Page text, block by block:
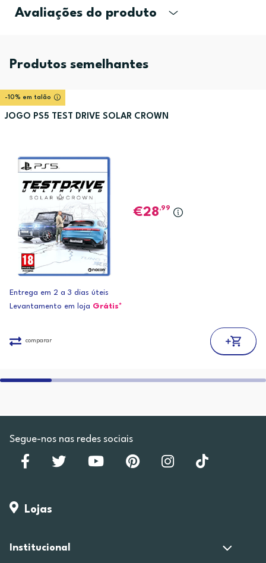
Avaliações do produto
Produtos semelhantes
-10% em talão
JOGO PS5 TEST DRIVE SOLAR CROWN
28,99
Entrega em 2 a 3 dias úteis
Levantamento em loja Grátis*
comparar
Segue-nos nas redes sociais
Lojas
Institucional